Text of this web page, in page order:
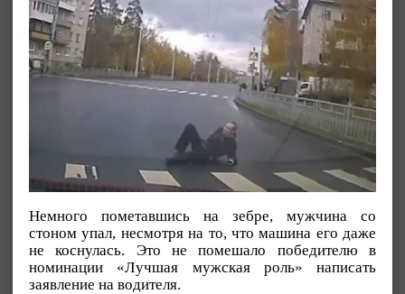
Немного пометавшись на зебре, мужчина со
стоном упал, несмотря на то, что машина его даже
не коснулась. Это не помешало победителю в
номинации «Лучшая мужская роль» написать
заявление на водителя.